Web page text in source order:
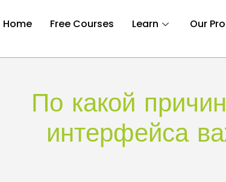
Home Free Courses Learn Our
По какой
интерфейса